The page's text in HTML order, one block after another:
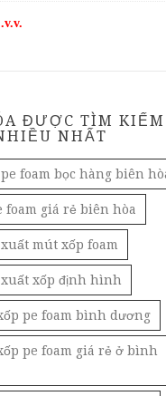
ĐƯỢC TÌM KIẾM
NHẤT
foam bọc hàng biên
foam giá rẻ biên hòa
mút xốp foam
xốp định hình
pe foam bình dương
pe foam giá rẻ ở bình